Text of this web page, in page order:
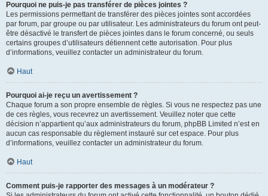
Pourquoi ne puis-je pas transférer de pièces jointes ?
Les permissions permettant de transférer des pièces jointes sont accordées
par forum, par groupe ou par utilisateur. Les administrateurs du forum ont peut-
être désactivé le transfert de pièces jointes dans le forum concerné, ou seuls
certains groupes d’utilisateurs détiennent cette autorisation. Pour plus
d’informations, veuillez contacter un administrateur du forum.
Haut
Pourquoi ai-je reçu un avertissement ?
Chaque forum a son propre ensemble de règles. Si vous ne respectez pas une
de ces règles, vous recevrez un avertissement. Veuillez noter que cette
décision n’appartient qu’aux administrateurs du forum, phpBB Limited n’est en
aucun cas responsable du règlement instauré sur cet espace. Pour plus
d’informations, veuillez contacter un administrateur du forum.
Haut
Comment puis-je rapporter des messages à un modérateur ?